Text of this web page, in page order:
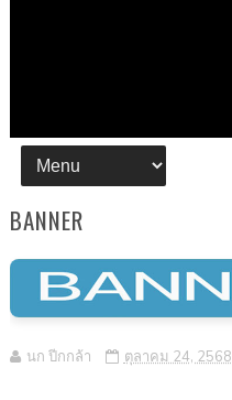
BANNER
นก ปีกกล้า ตุลาคม 24, 2568